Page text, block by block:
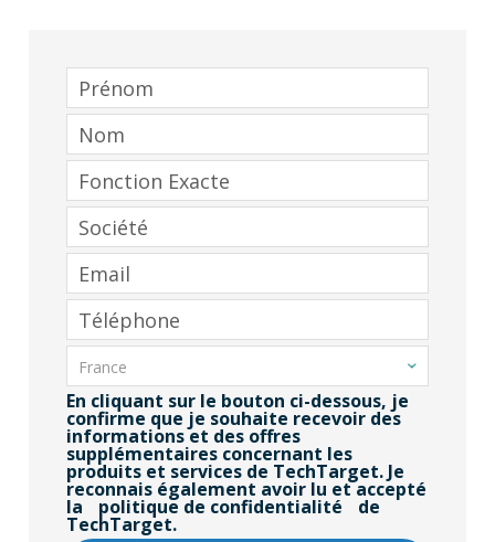
En cliquant sur le bouton ci-dessous, je
confirme que je souhaite recevoir des
informations et des offres
supplémentaires concernant les
produits et services de TechTarget. Je
reconnais également avoir lu et accepté
la politique de confidentialité de
TechTarget.